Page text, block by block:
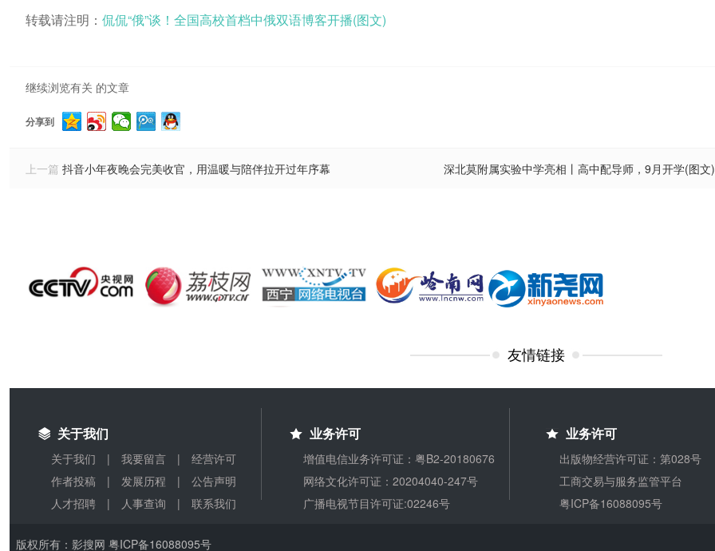
转载请注明： 侃侃“俄”谈！全国高校首档中俄双语博客开播(图文)
继续浏览有关 的文章
分享到
上一篇 抖音小年夜晚会完美收官，用温暖与陪伴拉开过年序幕 深北莫附属实验中学亮相丨高中配导师，9月开学(图文)
友情链接
关于我们
关于我们 | 我要留言 |
经营许可
作者投稿
| 发展历程 |
公告声明
人才招聘
| 人事查询 | 联系我们
业务许可
增值电信业务许可证：粤B2-20180676
网络文化许可证：20204040-247号
广播电视节目许可证:02246号
业务许可
出版物经营许可证：第028号
工商交易与服务监管平台
粤ICP备16088095号
版权所有：影搜网 粤ICP备16088095号